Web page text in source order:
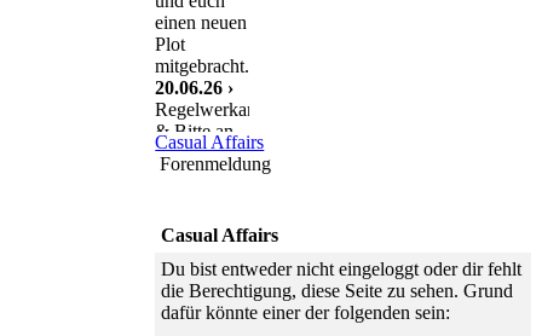
einen neuen
Plot
mitgebracht.
20.06.26 ›
Regelwerkanpassung
& Bitte an
euch
11.06.26 ›
Teamabschied
haben wir
einen
freudigen
Casual Affairs
Forenmeldung
Casual Affairs
Du bist entweder nicht eingeloggt oder dir fehlt
die Berechtigung, diese Seite zu sehen. Grund
dafür könnte einer der folgenden sein: